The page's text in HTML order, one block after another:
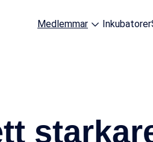
Medlemmar Inkubatorer